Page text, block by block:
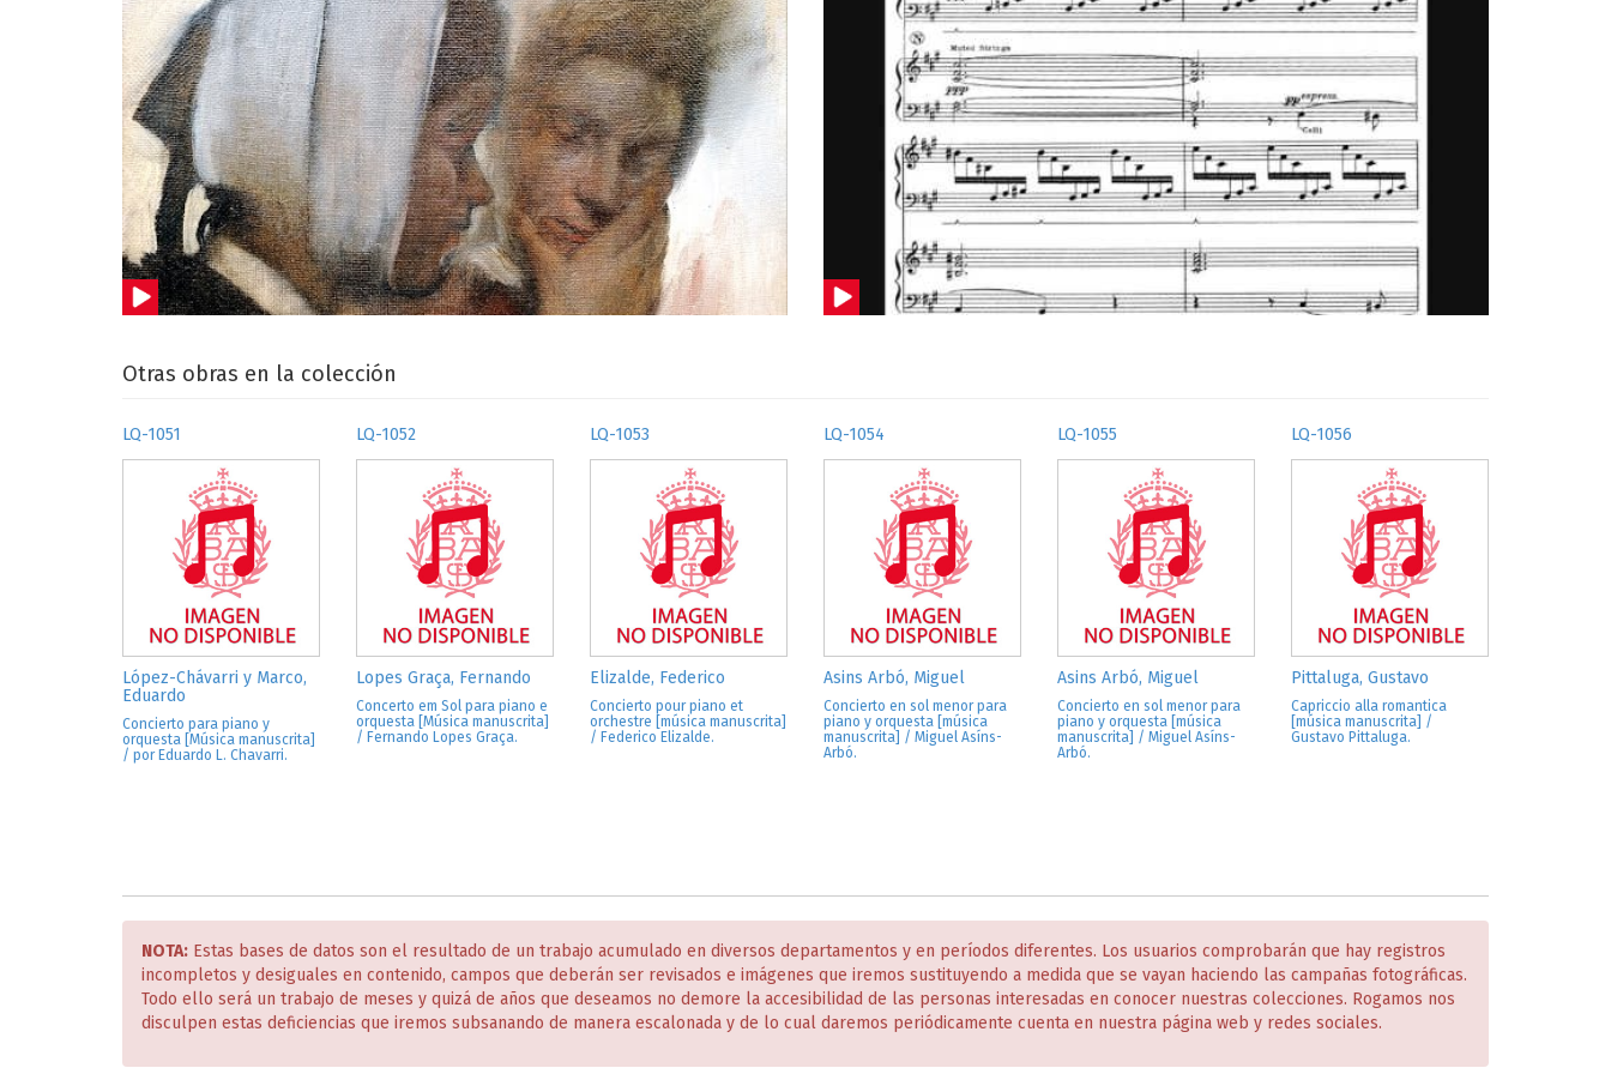
Otras obras en la colección
LQ-1051
López-Chávarri y Marco,
Eduardo
Concierto para piano y
orquesta [Música manuscrita]
/ por Eduardo L. Chavarri.
LQ-1052
Lopes Graça, Fernando
Concerto em Sol para piano e
orquesta [Música manuscrita]
/ Fernando Lopes Graça.
LQ-1053
Elizalde, Federico
Concierto pour piano et
orchestre [música manuscrita]
/ Federico Elizalde.
LQ-1054
Asins Arbó, Miguel
Concierto en sol menor para
piano y orquesta [música
manuscrita] / Miguel Asíns-
Arbó.
LQ-1055
Asins Arbó, Miguel
Concierto en sol menor para
piano y orquesta [música
manuscrita] / Miguel Asíns-
Arbó.
LQ-1056
Pittaluga, Gustavo
Capriccio alla romantica
[música manuscrita] /
Gustavo Pittaluga.
NOTA: Estas bases de datos son el resultado de un trabajo acumulado en diversos departamentos y en períodos diferentes. Los usuarios comprobarán que hay registros
incompletos y desiguales en contenido, campos que deberán ser revisados e imágenes que iremos sustituyendo a medida que se vayan haciendo las campañas fotográficas.
Todo ello será un trabajo de meses y quizá de años que deseamos no demore la accesibilidad de las personas interesadas en conocer nuestras colecciones. Rogamos nos
disculpen estas deficiencias que iremos subsanando de manera escalonada y de lo cual daremos periódicamente cuenta en nuestra página web y redes sociales.